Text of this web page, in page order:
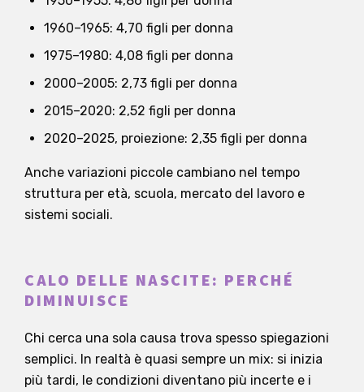
1960–1965: 4,70 figli per donna
1975–1980: 4,08 figli per donna
2000–2005: 2,73 figli per donna
2015–2020: 2,52 figli per donna
2020–2025, proiezione: 2,35 figli per donna
Anche variazioni piccole cambiano nel tempo
struttura per età, scuola, mercato del lavoro e
sistemi sociali.
CALO DELLE NASCITE: PERCHÉ
DIMINUISCE
Chi cerca una sola causa trova spesso spiegazioni
semplici. In realtà è quasi sempre un mix: si inizia
più tardi, le condizioni diventano più incerte e i